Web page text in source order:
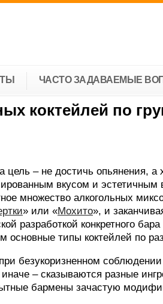
ЧАСТО ЗАДАВАЕМЫЕ
коктейлей по
цель – не достичь опьянения,
вкусом и
множество алкогольных
» или «Мохито», и
разработкой конкретного
основные типы коктейлей по
безукоризненном
– сказываются разные
бармены зачастую